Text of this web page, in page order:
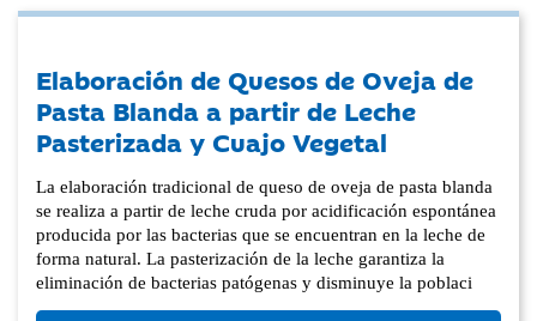
Elaboración de Quesos de Oveja de
Pasta Blanda a partir de Leche
Pasterizada y Cuajo Vegetal
La elaboración tradicional de queso de oveja de pasta blanda
se realiza a partir de leche cruda por acidificación espontánea
producida por las bacterias que se encuentran en la leche de
forma natural. La pasterización de la leche garantiza la
eliminación de bacterias patógenas y disminuye la poblaci